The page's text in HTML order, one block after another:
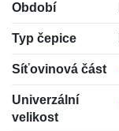
Období
Typ čepice
Síťovinová část
Univerzální
velikost